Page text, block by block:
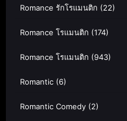
Romance รักโรแมนติก (22)
Romance โรแมนติก (174)
Romance โรแมนติก (943)
Romantic (6)
Romantic Comedy (2)